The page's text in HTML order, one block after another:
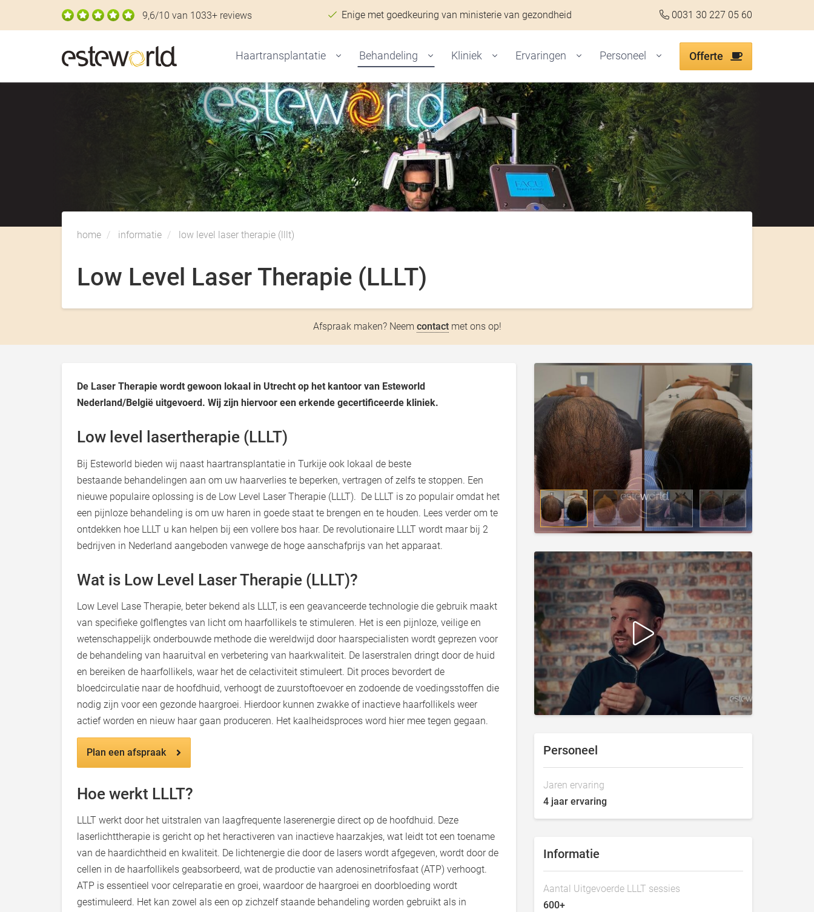
home informatie low level laser therapie (lllt)
Low Level Laser Therapie (LLLT)
Afspraak maken? Neem contactmet ons op!
De Laser Therapie wordt gewoon lokaal in Utrecht op het kantoor van Esteworld
Nederland/België uitgevoerd. Wij zijn hiervoor een erkende gecertificeerde kliniek.
Low level lasertherapie (LLLT)
Bij Esteworld bieden wij naast haartransplantatie in Turkije ook lokaal de beste
bestaande behandelingen aan om uw haarverlies te beperken, vertragen of zelfs te stoppen. Een
nieuwe populaire oplossing is de Low Level Laser Therapie (LLLT). De LLLT is zo populair omdat het
een pijnloze behandeling is om uw haren in goede staat te brengen en te houden. Lees verder om te
ontdekken hoe LLLT u kan helpen bij een vollere bos haar. De revolutionaire LLLT wordt maar bij 2
bedrijven in Nederland aangeboden vanwege de hoge aanschafprijs van het apparaat.
Wat is Low Level Laser Therapie (LLLT)?
Low Level Lase Therapie, beter bekend als LLLT, is een geavanceerde technologie die gebruik maakt
van specifieke golflengtes van licht om haarfollikels te stimuleren. Het is een pijnloze, veilige en
wetenschappelijk onderbouwde methode die wereldwijd door haarspecialisten wordt geprezen voor
de behandeling van haaruitval en verbetering van haarkwaliteit. De laserstralen dringt door de huid
en bereiken de haarfollikels, waar het de celactiviteit stimuleert. Dit proces bevordert de
bloedcirculatie naar de hoofdhuid, verhoogt de zuurstoftoevoer en zodoende de voedingsstoffen die
nodig zijn voor een gezonde haargroei. Hierdoor kunnen zwakke of inactieve haarfollikels weer
actief worden en nieuw haar gaan produceren. Het kaalheidsproces word hier mee tegen gegaan.
Plan een afspraak
Hoe werkt LLLT?
LLLT werkt door het uitstralen van laagfrequente laserenergie direct op de hoofdhuid. Deze
laserlichttherapie is gericht op het heractiveren van inactieve haarzakjes, wat leidt tot een toename
van de haardichtheid en kwaliteit. De lichtenergie die door de lasers wordt afgegeven, wordt door de
cellen in de haarfollikels geabsorbeerd, wat de productie van adenosinetrifosfaat (ATP) verhoogt.
ATP is essentieel voor celreparatie en groei, waardoor de haargroei en doorbloeding wordt
gestimuleerd. Het kan zowel als een op zichzelf staande behandeling worden gebruikt als in
Personeel
Jaren ervaring
4 jaar ervaring
Informatie
Aantal Uitgevoerde LLLT sessies
600+
9,6/10 van 1033+ reviews Enige met goedkeuring van ministerie van gezondheid 0031 30 227 05 60
Offerte
Haartransplantatie Behandeling Kliniek Ervaringen Personeel